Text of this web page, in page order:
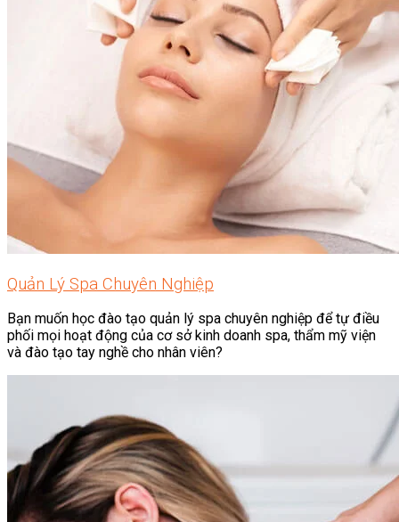
Quản Lý Spa Chuyên Nghiệp
Bạn muốn học đào tạo quản lý spa chuyên nghiệp để tự điều
phối mọi hoạt động của cơ sở kinh doanh spa, thẩm mỹ viện
và đào tạo tay nghề cho nhân viên?